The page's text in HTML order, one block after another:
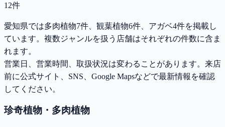
12件
愛知県では多肉植物7件、観葉植物6件、アガベ4件を掲載し
ています。複数ジャンルを扱う店舗はそれぞれの件数に含ま
れます。
営業日、営業時間、取扱状況は変わることがあります。来店
前に公式サイト、SNS、Google Mapsなどで最新情報を確認
してください。
珍奇植物・多肉植物